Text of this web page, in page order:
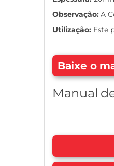
Observação: A
Utilização: Este
Baixe o
Manual